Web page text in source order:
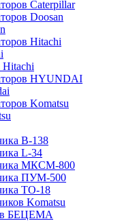
Caterpillar
Doosan
Hitachi
Hitachi
HYUNDAI
Komatsu
B-138
L-34
МКСМ-800
ПУМ-500
ТО-18
Komatsu
БЕЦЕМА